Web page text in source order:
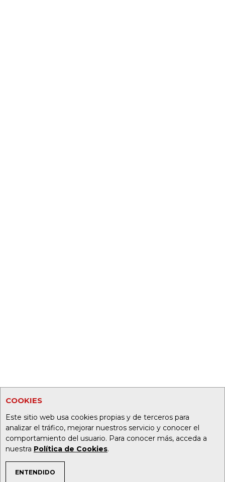
COOKIES
Este sitio web usa cookies propias y de terceros para
analizar el tráfico, mejorar nuestros servicio y conocer el
comportamiento del usuario. Para conocer más, acceda a
nuestra Política de Cookies.
ENTENDIDO